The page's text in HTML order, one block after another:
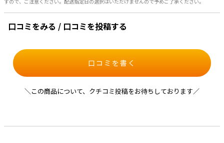
口コミをみる / 口コミを投稿する
口コミを書く
＼この商品について、クチコミ投稿をお待ちしております／